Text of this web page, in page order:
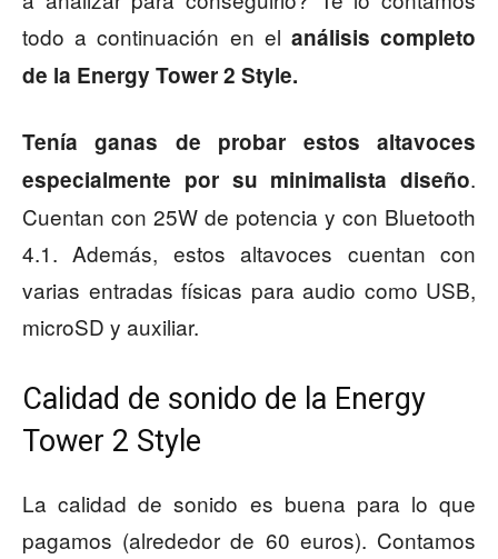
todo a continuación en el análisis completo
de la Energy Tower 2 Style.
Tenía ganas de probar estos altavoces
especialmente por su minimalista diseño.
Cuentan con 25W de potencia y con Bluetooth
4.1. Además, estos altavoces cuentan con
varias entradas físicas para audio como USB,
microSD y auxiliar.
Calidad de sonido de la Energy
Tower 2 Style
La calidad de sonido es buena para lo que
pagamos (alrededor de 60 euros). Contamos